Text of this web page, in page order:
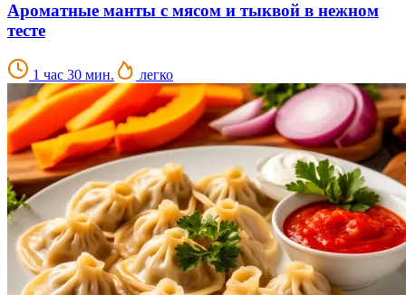
Ароматные манты с мясом и тыквой в нежном
тесте
1 час 30 мин. легко